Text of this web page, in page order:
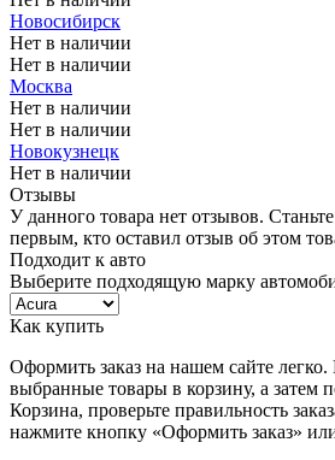
Новосибирск
Нет в наличии
Нет в наличии
Москва
Нет в наличии
Нет в наличии
Новокузнецк
Нет в наличии
Отзывы
У данного товара нет отзывов. Станьте
первым, кто оставил отзыв об этом
Подходит к авто
Выберите подходящую марку
Как купить
Оформить заказ на нашем сайте легко.
выбранные товары в корзину, а затем
Корзина, проверьте правильность
нажмите кнопку «Оформить заказ»